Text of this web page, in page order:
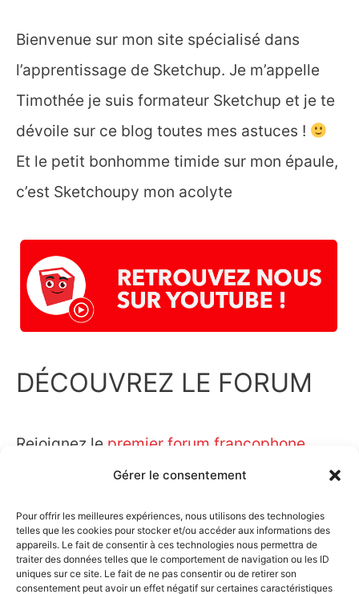
Gérer le consentement
Pour offrir les meilleures expériences, nous utilisons des technologies
telles que les cookies pour stocker et/ou accéder aux informations des
appareils. Le fait de consentir à ces technologies nous permettra de
traiter des données telles que le comportement de navigation ou les ID
uniques sur ce site. Le fait de ne pas consentir ou de retirer son
consentement peut avoir un effet négatif sur certaines caractéristiques
Bienvenue sur mon site spécialisé dans
l’apprentissage de Sketchup. Je m’appelle
Timothée je suis formateur Sketchup et je te
dévoile sur ce blog toutes mes astuces !
Et le petit bonhomme timide sur mon épaule,
c’est Sketchoupy mon acolyte
DÉCOUVREZ LE FORUM
Rejoignez le premier forum francophone